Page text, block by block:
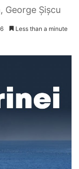
George Şişcu
Less than a minute